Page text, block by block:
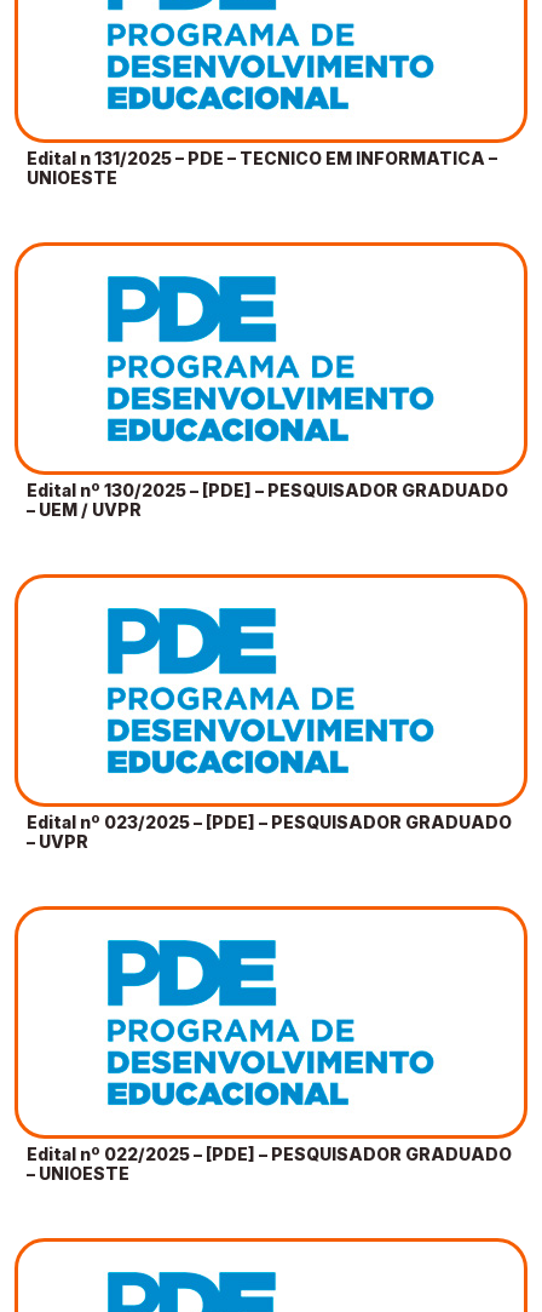
Edital n 131/2025 – PDE – TECNICO EM INFORMATICA –
UNIOESTE
Edital nº 130/2025 – [PDE] – PESQUISADOR GRADUADO
– UEM / UVPR
Edital nº 023/2025 – [PDE] – PESQUISADOR GRADUADO
– UVPR
Edital nº 022/2025 – [PDE] – PESQUISADOR GRADUADO
– UNIOESTE